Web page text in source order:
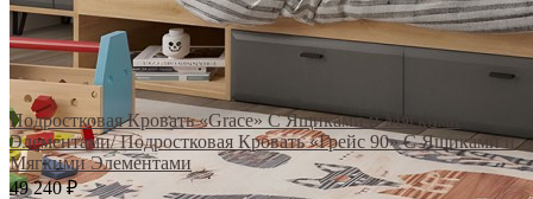
Подростковая Кровать «Grace» С Ящиками и Мягкими
Элементами/ Подростковая Кровать «Грейс 90» С Ящиками и
Мягкими Элементами
49 240₽